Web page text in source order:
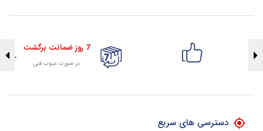
7 روز ضمانت برگشت
در صورت عیوب فنی
دسترسی های سریع